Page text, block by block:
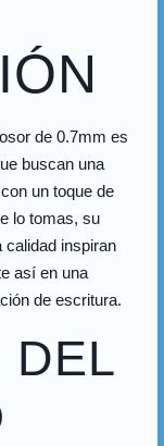
de 0.7mm es
buscan una
un toque de
lo tomas, su
calidad inspiran
así en una
de escritura.
DEL